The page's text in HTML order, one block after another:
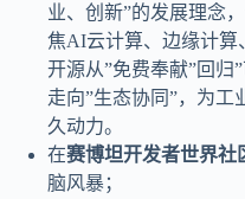
业、创新”的发展理念
焦AI云计算、边缘计算
开源从”免费奉献”回归
走向”生态协同”，为
久动力。
在赛博坦开发者世界社
脑风暴；